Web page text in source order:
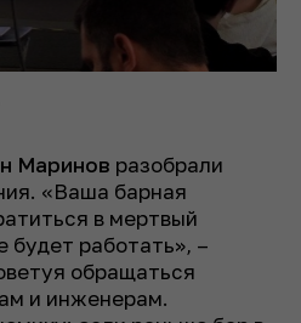
Маринов разобрали
«Ваша барная
в мертвый
будет работать», –
обращаться
и инженерам.